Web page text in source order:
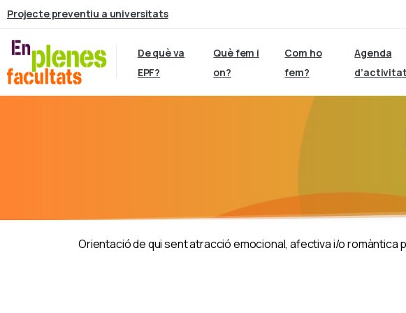
Projecte preventiu a universitats
De què va
EPF?
Què fem i
on?
Com ho
fem?
Agenda
Orientació de qui sent atracció emocional, afectiva i/o romàntica